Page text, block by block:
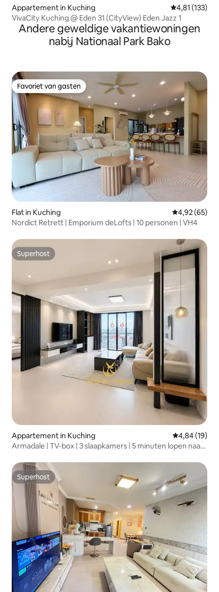
Appartement in Kuching Gemiddelde
4,81 (133)
VivaCity Kuching @ Eden 31 (CityView) Eden Jazz 1
Andere geweldige vakantiewoningen
nabij Nationaal Park Bako
Favoriet van gasten
Favoriet van gasten
Flat in Kuching Gemiddelde
4,92 (65)
Nordict Retrett | Emporium deLofts | 10 personen | VH4
Superhost
Superhost
Appartement in Kuching Gemiddelde
4,84 (19)
Armadale | TV-box | 3 slaapkamers | 5 minuten lopen naar
Superhost
Superhost